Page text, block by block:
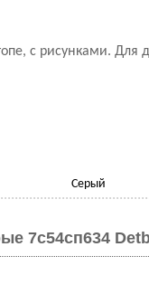
с рисунками. Для
Серый
7с54сп634